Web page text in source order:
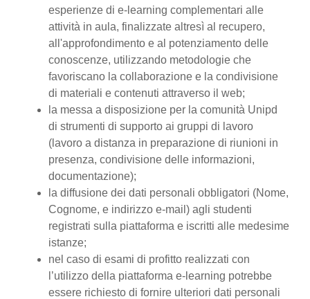
esperienze di e-learning complementari alle
attività in aula, finalizzate altresì al recupero,
all'approfondimento e al potenziamento delle
conoscenze, utilizzando metodologie che
favoriscano la collaborazione e la condivisione
di materiali e contenuti attraverso il web;
la messa a disposizione per la comunità Unipd
di strumenti di supporto ai gruppi di lavoro
(lavoro a distanza in preparazione di riunioni in
presenza, condivisione delle informazioni,
documentazione);
la diffusione dei dati personali obbligatori (Nome,
Cognome, e indirizzo e-mail) agli studenti
registrati sulla piattaforma e iscritti alle medesime
istanze;
nel caso di esami di profitto realizzati con
l’utilizzo della piattaforma e-learning potrebbe
essere richiesto di fornire ulteriori dati personali